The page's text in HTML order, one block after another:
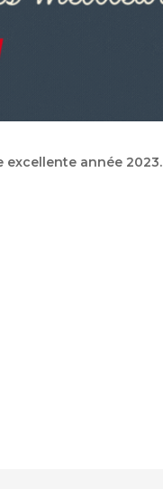
excellente année 2023.